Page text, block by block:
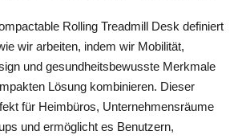
Rolling Treadmill Desk definiert
wir arbeiten, indem wir Mobilität,
und gesundheitsbewusste Merkmale
Lösung kombinieren. Dieser
für Heimbüros, Unternehmensräume
und ermöglicht es Benutzern,